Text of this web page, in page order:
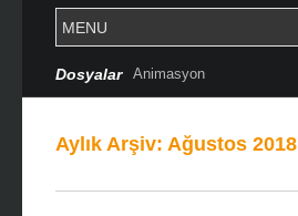
Dosyalar Animasyon
Aylık Arşiv: Ağustos 2018